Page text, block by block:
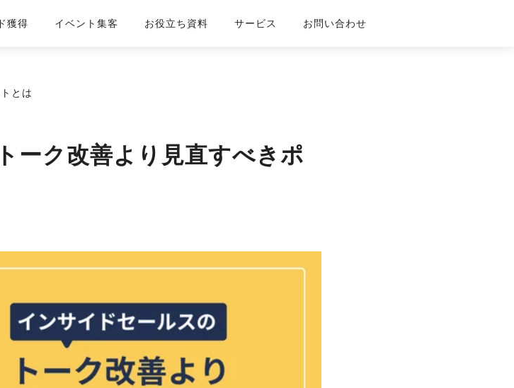
獲得 イベント集客 お役立ち資料 サービス お問い合わせ
とは
ーク改善より見直すべきポ